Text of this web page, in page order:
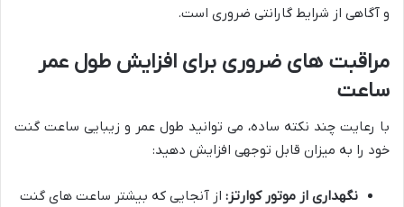
و آگاهی از شرایط گارانتی ضروری است.
مراقبت های ضروری برای افزایش طول عمر
ساعت
با رعایت چند نکته ساده، می توانید طول عمر و زیبایی ساعت گنت
خود را به میزان قابل توجهی افزایش دهید:
نگهداری از موتور کوارتز: از آنجایی که بیشتر ساعت های گنت